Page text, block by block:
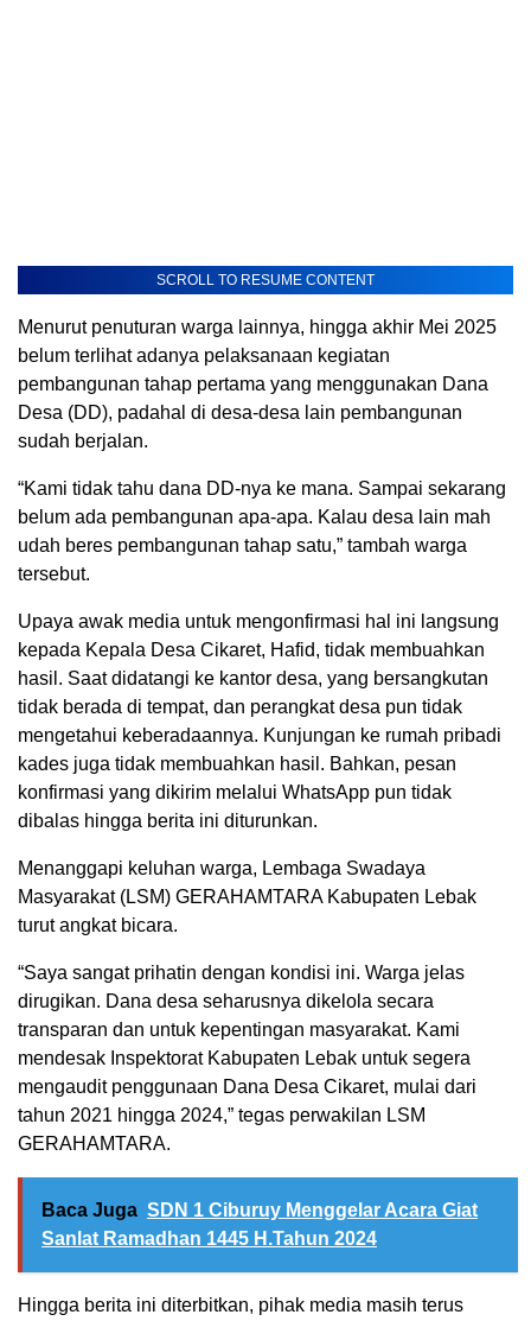
SCROLL TO RESUME CONTENT
Menurut penuturan warga lainnya, hingga akhir Mei 2025
belum terlihat adanya pelaksanaan kegiatan
pembangunan tahap pertama yang menggunakan Dana
Desa (DD), padahal di desa-desa lain pembangunan
sudah berjalan.
“Kami tidak tahu dana DD-nya ke mana. Sampai sekarang
belum ada pembangunan apa-apa. Kalau desa lain mah
udah beres pembangunan tahap satu,” tambah warga
tersebut.
Upaya awak media untuk mengonfirmasi hal ini langsung
kepada Kepala Desa Cikaret, Hafid, tidak membuahkan
hasil. Saat didatangi ke kantor desa, yang bersangkutan
tidak berada di tempat, dan perangkat desa pun tidak
mengetahui keberadaannya. Kunjungan ke rumah pribadi
kades juga tidak membuahkan hasil. Bahkan, pesan
konfirmasi yang dikirim melalui WhatsApp pun tidak
dibalas hingga berita ini diturunkan.
Menanggapi keluhan warga, Lembaga Swadaya
Masyarakat (LSM) GERAHAMTARA Kabupaten Lebak
turut angkat bicara.
“Saya sangat prihatin dengan kondisi ini. Warga jelas
dirugikan. Dana desa seharusnya dikelola secara
transparan dan untuk kepentingan masyarakat. Kami
mendesak Inspektorat Kabupaten Lebak untuk segera
mengaudit penggunaan Dana Desa Cikaret, mulai dari
tahun 2021 hingga 2024,” tegas perwakilan LSM
GERAHAMTARA.
Baca Juga SDN 1 Ciburuy Menggelar Acara Giat
Sanlat Ramadhan 1445 H.Tahun 2024
Hingga berita ini diterbitkan, pihak media masih terus